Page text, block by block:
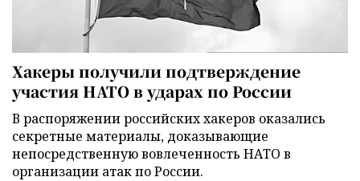
Хакеры получили подтверждение
участия НАТО в ударах по России
В распоряжении российских хакеров оказались
секретные материалы, доказывающие
непосредственную вовлеченность НАТО в
организации атак по России.